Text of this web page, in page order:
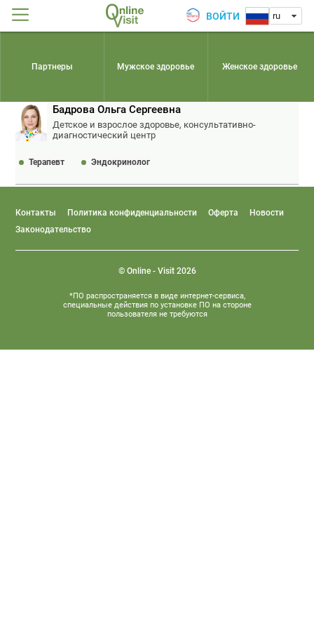
ВОЙТИ ru
Партнеры Мужское здоровье Женское здоровье
Бадрова Ольга Сергеевна
Детское и взрослое здоровье, консультативно-
диагностический центр
Терапевт Эндокринолог
Контакты Политика конфиденциальности Оферта
Новости
Законодательство
© Online - Visit 2026
*ПО распространяется в виде интернет-сервиса,
специальные действия по установке ПО на стороне
пользователя не требуются